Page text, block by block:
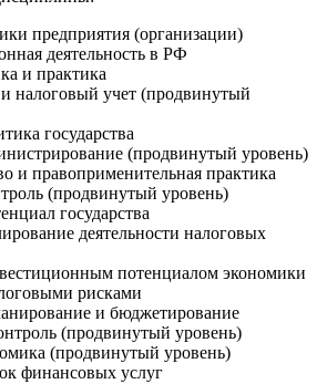
предприятия (организации)
деятельность в РФ
и практика
налоговый учет (продвинутый
государства
(продвинутый уровень)
и правоприменительная практика
(продвинутый уровень)
государства
деятельности налоговых
потенциалом экономики
рисками
и бюджетирование
(продвинутый уровень)
(продвинутый уровень)
финансовых услуг